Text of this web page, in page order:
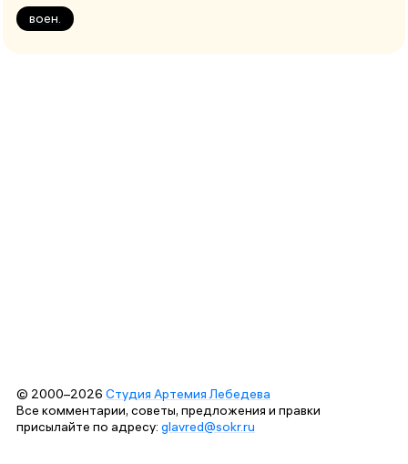
воен.
© 2000–2026 Студия Артемия Лебедева
Все комментарии, советы, предложения и правки
присылайте по адресу: glavred@sokr.ru